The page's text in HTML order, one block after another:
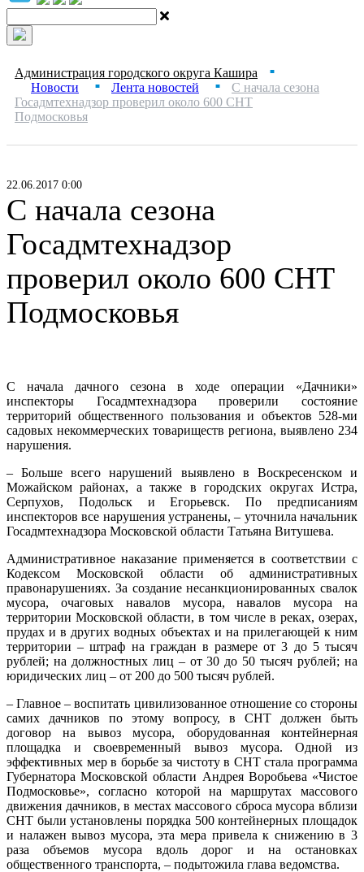
Администрация городского округа Кашира ■
Новости ■ Лента новостей ■
С начала сезона
Госадмтехнадзор проверил около 600 СНТ
Подмосковья
22.06.2017 0:00
С начала сезона
Госадмтехнадзор
проверил около 600 СНТ
Подмосковья
С начала дачного сезона в ходе операции «Дачники»
инспекторы Госадмтехнадзора проверили состояние
территорий общественного пользования и объектов 528-ми
садовых некоммерческих товариществ региона, выявлено 234
нарушения.
– Больше всего нарушений выявлено в Воскресенском и
Можайском районах, а также в городских округах Истра,
Серпухов, Подольск и Егорьевск. По предписаниям
инспекторов все нарушения устранены, – уточнила начальник
Госадмтехнадзора Московской области Татьяна Витушева.
Административное наказание применяется в соответствии с
Кодексом Московской области об административных
правонарушениях. За создание несанкционированных свалок
мусора, очаговых навалов мусора, навалов мусора на
территории Московской области, в том числе в реках, озерах,
прудах и в других водных объектах и на прилегающей к ним
территории – штраф на граждан в размере от 3 до 5 тысяч
рублей; на должностных лиц – от 30 до 50 тысяч рублей; на
юридических лиц – от 200 до 500 тысяч рублей.
– Главное – воспитать цивилизованное отношение со стороны
самих дачников по этому вопросу, в СНТ должен быть
договор на вывоз мусора, оборудованная контейнерная
площадка и своевременный вывоз мусора. Одной из
эффективных мер в борьбе за чистоту в СНТ стала программа
Губернатора Московской области Андрея Воробьева «Чистое
Подмосковье», согласно которой на маршрутах массового
движения дачников, в местах массового сброса мусора вблизи
СНТ были установлены порядка 500 контейнерных площадок
и налажен вывоз мусора, эта мера привела к снижению в 3
раза объемов мусора вдоль дорог и на остановках
общественного транспорта, – подытожила глава ведомства.